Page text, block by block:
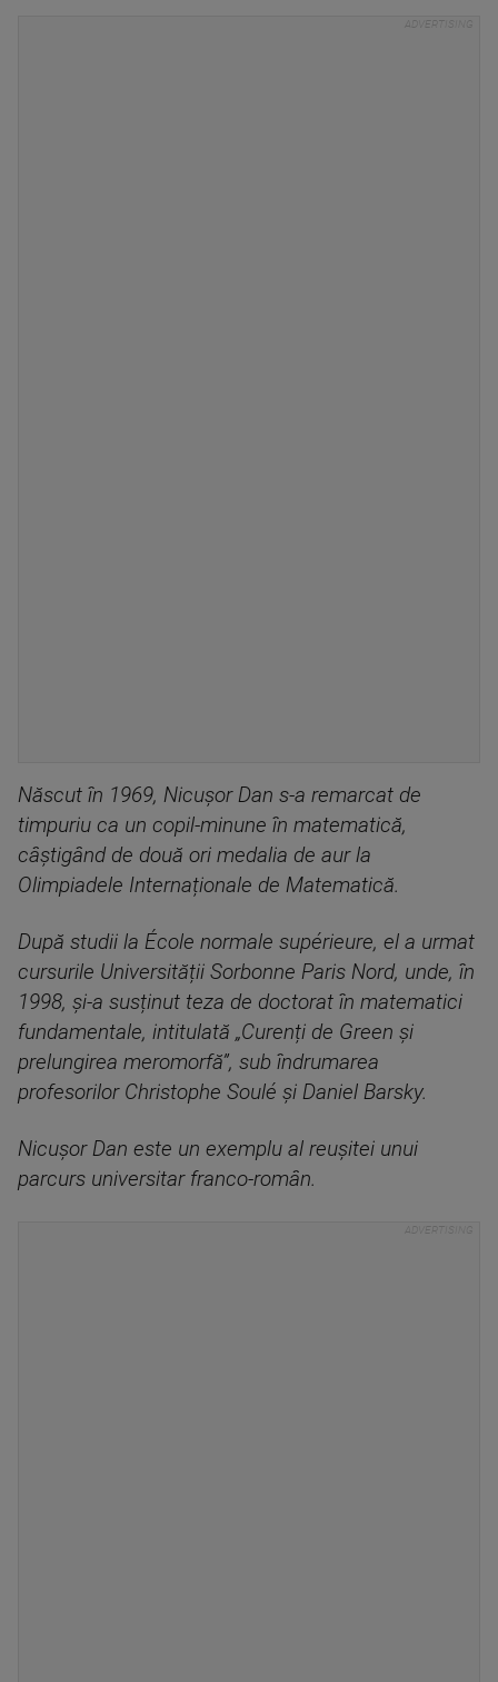
Născut în 1969, Nicușor Dan s-a remarcat de
timpuriu ca un copil-minune în matematică,
câștigând de două ori medalia de aur la
Olimpiadele Internaționale de Matematică.
După studii la École normale supérieure, el a urmat
cursurile Universității Sorbonne Paris Nord, unde, în
1998, și-a susținut teza de doctorat în matematici
fundamentale, intitulată „Curenți de Green și
prelungirea meromorfă”, sub îndrumarea
profesorilor Christophe Soulé și Daniel Barsky.
Nicușor Dan este un exemplu al reușitei unui
parcurs universitar franco-român.